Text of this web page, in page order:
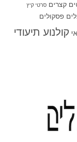
קצרים סרטי קיץ
פסקולים
קולנוע תיעודי